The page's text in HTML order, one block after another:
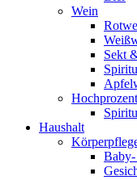
Wein
Sekt
Haushalt